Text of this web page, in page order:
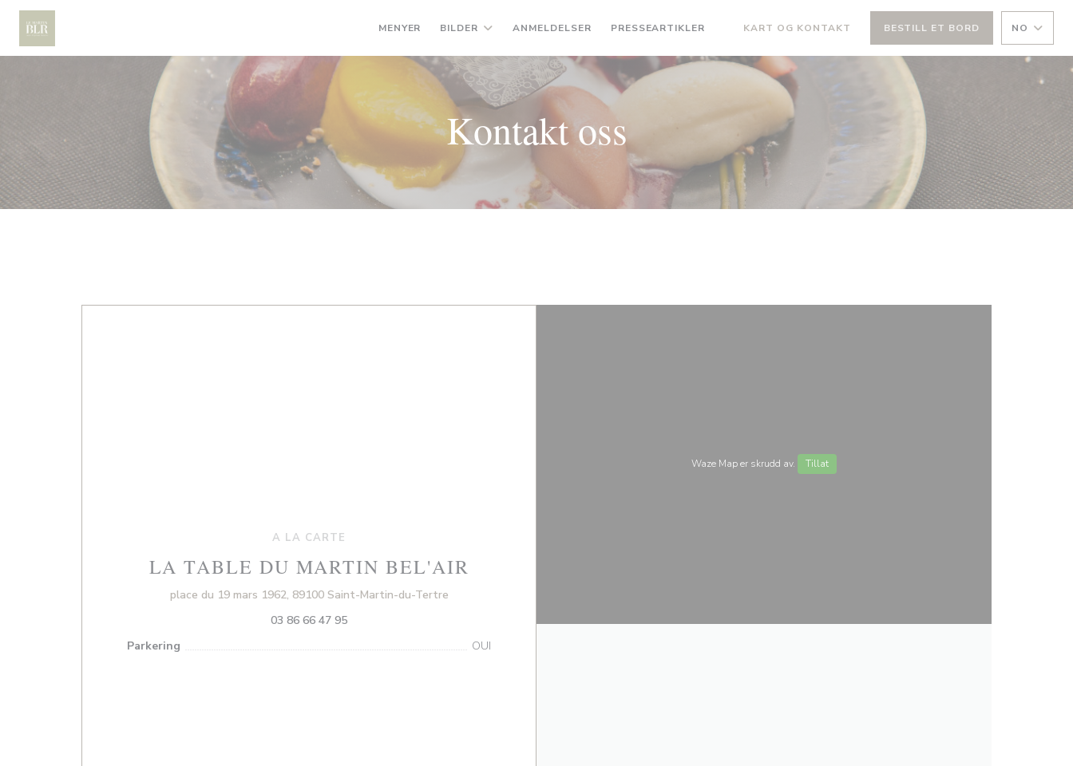
Panel for informasjonskapsler
MENYER BILDER ANMELDELSER PRESSEARTIKLER KART OG KONTAKT BESTILL ET BORD NO
Kontakt oss
A LA CARTE
LA TABLE DU MARTIN BEL'AIR
place du 19 mars 1962, 89100 Saint-Martin-du-Tertre((åpner i et nytt vindu))
03 86 66 47 95
Parkering
OUI
Waze Map er skrudd av. Tillat